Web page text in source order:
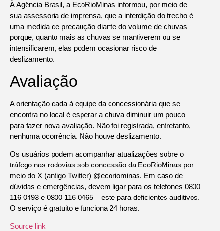
À Agência Brasil, a EcoRioMinas informou, por meio de
sua assessoria de imprensa, que a interdição do trecho é
uma medida de precaução diante do volume de chuvas
porque, quanto mais as chuvas se mantiverem ou se
intensificarem, elas podem ocasionar risco de
deslizamento.
Avaliação
A orientação dada à equipe da concessionária que se
encontra no local é esperar a chuva diminuir um pouco
para fazer nova avaliação. Não foi registrada, entretanto,
nenhuma ocorrência. Não houve deslizamento.
Os usuários podem acompanhar atualizações sobre o
tráfego nas rodovias sob concessão da EcoRioMinas por
meio do X (antigo Twitter) @ecoriominas. Em caso de
dúvidas e emergências, devem ligar para os telefones 0800
116 0493 e 0800 116 0465 – este para deficientes auditivos.
O serviço é gratuito e funciona 24 horas.
Source link